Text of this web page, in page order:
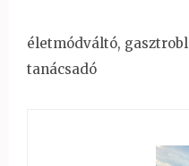
életmódváltó,
tanácsadó